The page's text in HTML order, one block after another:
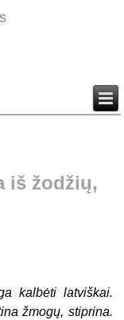
iš žodžių,
kalbėti latviškai.
žmogų, stiprina.